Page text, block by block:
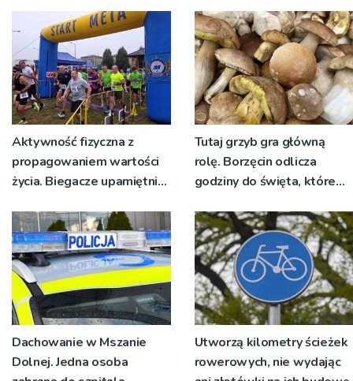
Aktywność fizyczna z
propagowaniem wartości
życia. Biegacze upamiętnili
Tutaj grzyb gra główną
rolę. Borzęcin odlicza
godziny do święta, które
pokoleń
Dachowanie w Mszanie
Dolnej. Jedna osoba
Utworzą kilometry ścieżek
rowerowych, nie wydając